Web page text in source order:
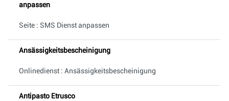
anpassen
Seite : SMS Dienst anpassen
Ansässigkeitsbescheinigung
Onlinedienst : Ansässigkeitsbescheinigung
Antipasto Etrusco